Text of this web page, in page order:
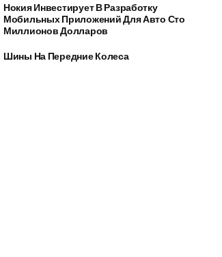
Нокия Инвестирует В Разработку
Мобильных Приложений Для Авто Сто
Миллионов Долларов
Шины На Передние Колеса